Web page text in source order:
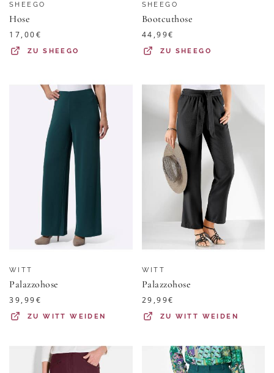
SHEEGO
Hose
17,00€
ZUSHEEGO
SHEEGO
Bootcuthose
44,99€
ZU SHEEGO
WITT
Palazzohose
39,99€
ZUWITT WEIDEN
WITT
Palazzohose
29,99€
ZU WITT WEIDEN